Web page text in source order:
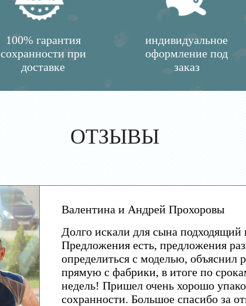
100% гарантия
сохранности при
доставке
индивидуальное
оформление под
заказ
ОТЗЫВЫ
Валентина и Андрей Прохоровы
Долго искали для сына подходящий
Предложения есть, предложения
определиться с моделью, объяснил
прямую с фабрики, в итоге по
недель! Пришел очень хорошо
сохранности. Большое спасибо за